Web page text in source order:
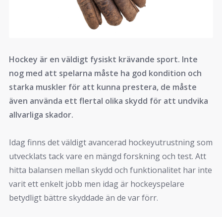
Hockey är en väldigt fysiskt krävande sport. Inte
nog med att spelarna måste ha god kondition och
starka muskler för att kunna prestera, de måste
även använda ett flertal olika skydd för att undvika
allvarliga skador.
Idag finns det väldigt avancerad hockeyutrustning som
utvecklats tack vare en mängd forskning och test. Att
hitta balansen mellan skydd och funktionalitet har inte
varit ett enkelt jobb men idag är hockeyspelare
betydligt bättre skyddade än de var förr.